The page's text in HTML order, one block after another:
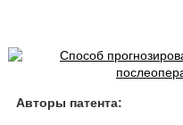
Авторы патента: